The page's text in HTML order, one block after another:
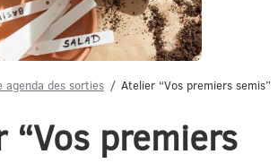
agenda des sorties Atelier “Vos premiers semis”
“Vos premiers